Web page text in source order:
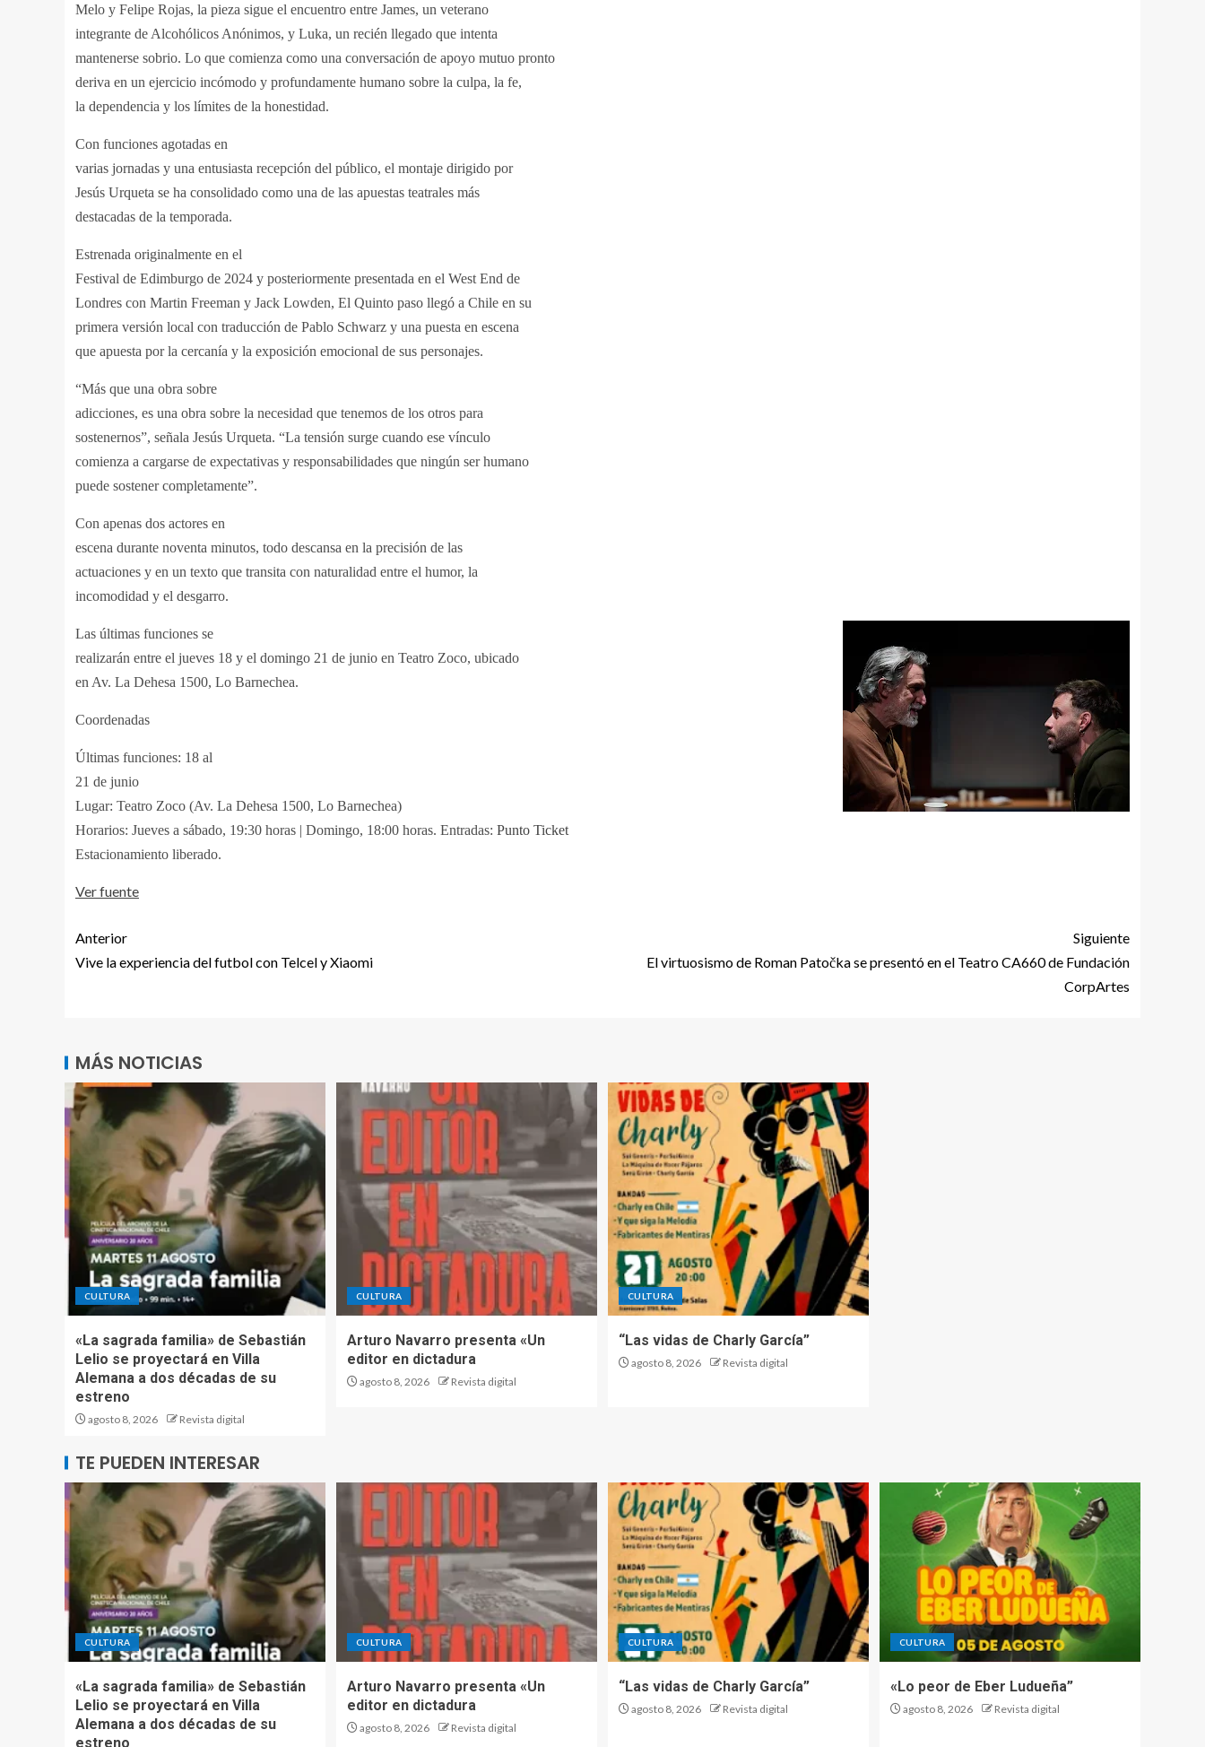
Melo y Felipe Rojas, la pieza sigue el encuentro entre James, un veterano
integrante de Alcohólicos Anónimos, y Luka, un recién llegado que intenta
mantenerse sobrio. Lo que comienza como una conversación de apoyo mutuo pronto
deriva en un ejercicio incómodo y profundamente humano sobre la culpa, la fe,
la dependencia y los límites de la honestidad.
Con funciones agotadas en
varias jornadas y una entusiasta recepción del público, el montaje dirigido por
Jesús Urqueta se ha consolidado como una de las apuestas teatrales más
destacadas de la temporada.
Estrenada originalmente en el
Festival de Edimburgo de 2024 y posteriormente presentada en el West End de
Londres con Martin Freeman y Jack Lowden, El Quinto paso llegó a Chile en su
primera versión local con traducción de Pablo Schwarz y una puesta en escena
que apuesta por la cercanía y la exposición emocional de sus personajes.
“Más que una obra sobre
adicciones, es una obra sobre la necesidad que tenemos de los otros para
sostenernos”, señala Jesús Urqueta. “La tensión surge cuando ese vínculo
comienza a cargarse de expectativas y responsabilidades que ningún ser humano
puede sostener completamente”.
Con apenas dos actores en
escena durante noventa minutos, todo descansa en la precisión de las
actuaciones y en un texto que transita con naturalidad entre el humor, la
incomodidad y el desgarro.
Las últimas funciones se
realizarán entre el jueves 18 y el domingo 21 de junio en Teatro Zoco, ubicado
en Av. La Dehesa 1500, Lo Barnechea.
Coordenadas
Últimas funciones: 18 al
21 de junio
Lugar: Teatro Zoco (Av. La Dehesa 1500, Lo Barnechea)
Horarios: Jueves a sábado, 19:30 horas | Domingo, 18:00 horas. Entradas: Punto Ticket
Estacionamiento liberado.
Ver fuente
Anterior
Vive la experiencia del futbol con Telcel y Xiaomi
Siguiente
El virtuosismo de Roman Patočka se presentó en el Teatro CA660 de Fundación
CorpArtes
MÁS NOTICIAS
CULTURA
«La sagrada familia» de Sebastián
Lelio se proyectará en Villa
Alemana a dos décadas de su
estreno
agosto 8, 2026 Revista digital
CULTURA
Arturo Navarro presenta «Un
editor en dictadura
agosto 8, 2026 Revista digital
CULTURA
“Las vidas de Charly García”
agosto 8, 2026 Revista digital
TE PUEDEN INTERESAR
CULTURA
«La sagrada familia» de Sebastián
Lelio se proyectará en Villa
Alemana a dos décadas de su
estreno
CULTURA
Arturo Navarro presenta «Un
editor en dictadura
agosto 8, 2026 Revista digital
CULTURA
“Las vidas de Charly García”
agosto 8, 2026 Revista digital
CULTURA
«Lo peor de Eber Ludueña”
agosto 8, 2026 Revista digital